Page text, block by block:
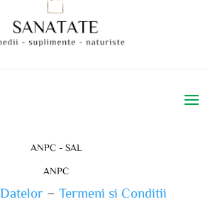
ANPC - SAL
ANPC
– Termeni si Conditii